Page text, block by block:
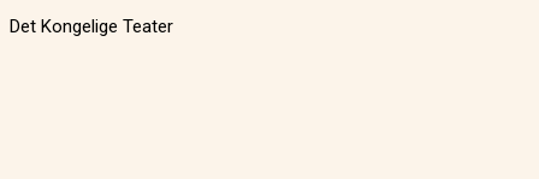
Det Kongelige Teater